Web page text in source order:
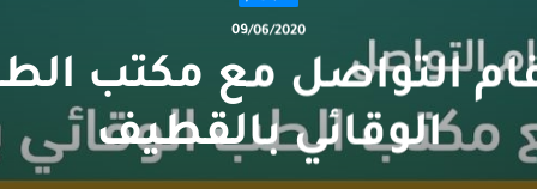
09/06/2020
التواصل مع مكتب
الوقائي بالقطيف